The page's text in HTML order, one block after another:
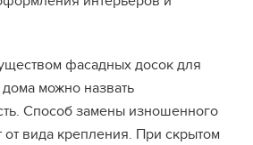
фасадных досок для
можно назвать
Способ замены изношенного
от вида крепления. При скрытом